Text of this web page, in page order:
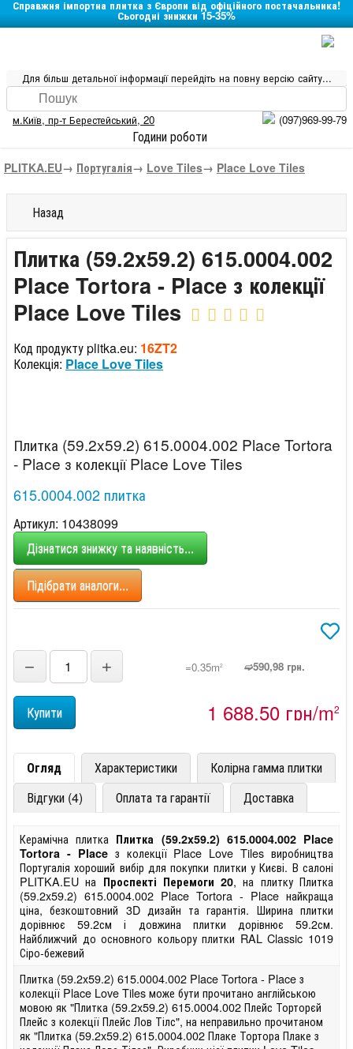
Справжня імпортна плитка з Європи від офіційного постачальника!
Сьогодні знижки 15-35%
Для більш детальної інформації перейдіть на повну версію сайту...
м.Київ, пр-т Берестейський, 20 (097)969-99-79
Години роботи
PLITKA.EU→ Португалія→ Love Tiles→ Place Love Tiles
Назад
Плитка (59.2x59.2) 615.0004.002
Place Tortora - Place з колекції
Place Love Tiles
Код продукту plitka.eu: 16ZT2
Колекція: Place Love Tiles
Плитка (59.2x59.2) 615.0004.002 Place Tortora
- Place з колекції Place Love Tiles
615.0004.002 плитка
Артикул: 10438099
Дізнатися знижку та наявність...
Підібрати аналоги...
− + =0.35m2 ➫590,98 грн.
1 688,50 грн/m2
Огляд Характеристики
Колірна гамма плитки
Відгуки (4)
Оплата та гарантії Доставка
Керамічна плитка Плитка (59.2x59.2) 615.0004.002 Place
Tortora - Placeз колекції Place Love Tiles виробництва
Португалія хороший вибір для покупки плитки у Києві. В салоні
PLITKA.EU на Проспекті Перемоги 20, на плитку Плитка
(59.2x59.2) 615.0004.002 Place Tortora - Place найкраща
ціна, безкоштовний 3D дизайн та гарантія. Ширина плитки
дорівнює 59.2см і довжина плитки дорівнює 59.2см.
Найближчий до основного кольору плитки RAL Classic 1019
Сіро-бежевий
Плитка (59.2x59.2) 615.0004.002 Place Tortora - Place з
колекції Place Love Tiles може бути прочитано англійською
мовою як "Плитка (59.2x59.2) 615.0004.002 Плейс Торторєй
Плейс з колекції Плейс Лов Тілс", на неправильно прочитаном
як "Плитка (59.2x59.2) 615.0004.002 Плаке Тортора Плаке з